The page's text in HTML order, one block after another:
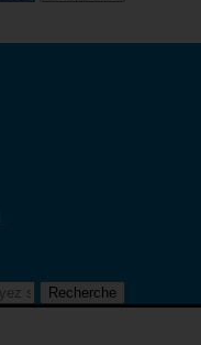
Recherche